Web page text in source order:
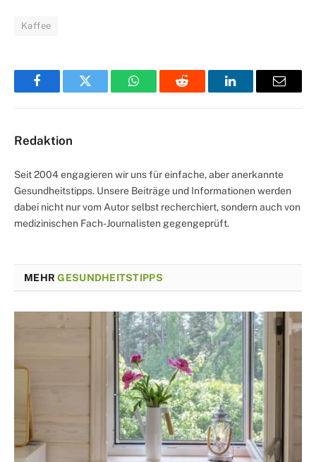
Kaffee
FacebookTwitter WhatsAppReddit LinkedInEmail
Redaktion
Seit 2004 engagieren wir uns für einfache, aber anerkannte
Gesundheitstipps. Unsere Beiträge und Informationen werden
dabei nicht nur vom Autor selbst recherchiert, sondern auch von
medizinischen Fach-Journalisten gegengeprüft.
MEHRGESUNDHEITSTIPPS